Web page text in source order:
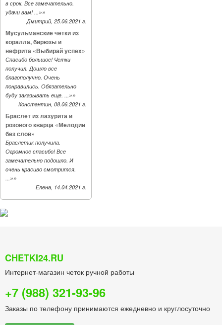
в срок. Все замечательно.
удачи вам! ...»»
Дмитрий, 25.06.2021 г.
Мусульманские четки из
коралла, бирюзы и
нефрита «Выбирай успех»
Спасибо большое! Четки
получил. Дошло все
благополучно. Очень
понравились. Обязательно
буду заказывать еще. ...»»
Константин, 08.06.2021 г.
Браслет из лазурита и
розового кварца «Мелодии
без слов»
Браслетик получила.
Огромное спасибо! Все
замечательно подошло. И
очень красиво смотрится.
...»»
Елена, 14.04.2021 г.
CHETKI24.RU
Интернет-магазин четок ручной работы
+7 (988) 321-93-96
Заказы по телефону принимаются ежедневно и круглосуточно